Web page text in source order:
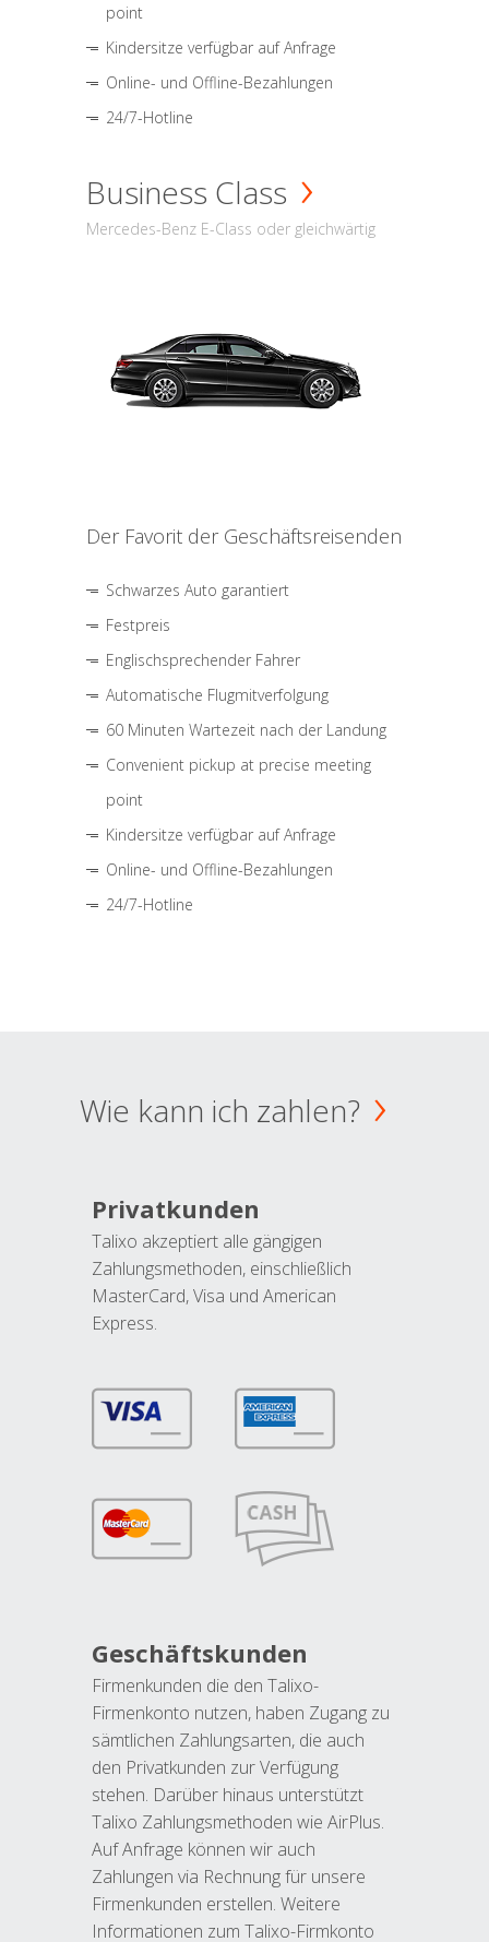
point
Kindersitze verfügbar auf Anfrage
Online- und Offline-Bezahlungen
24/7-Hotline
Business Class
Mercedes-Benz E-Class oder gleichwärtig
Der Favorit der Geschäftsreisenden
Schwarzes Auto garantiert
Festpreis
Englischsprechender Fahrer
Automatische Flugmitverfolgung
60 Minuten Wartezeit nach der Landung
Convenient pickup at precise meeting
point
Kindersitze verfügbar auf Anfrage
Online- und Offline-Bezahlungen
24/7-Hotline
Wie kann ich zahlen?
Privatkunden
Talixo akzeptiert alle gängigen
Zahlungsmethoden, einschließlich
MasterCard, Visa und American
Express.
Geschäftskunden
Firmenkunden die den Talixo-
Firmenkonto nutzen, haben Zugang zu
sämtlichen Zahlungsarten, die auch
den Privatkunden zur Verfügung
stehen. Darüber hinaus unterstützt
Talixo Zahlungsmethoden wie AirPlus.
Auf Anfrage können wir auch
Zahlungen via Rechnung für unsere
Firmenkunden erstellen. Weitere
Informationen zum Talixo-Firmkonto